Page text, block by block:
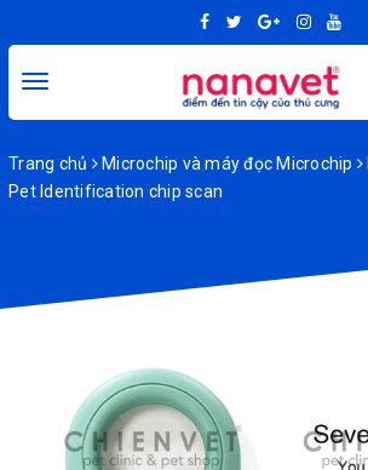
Toggle
Trang chủ Microchip và máy đọc Microchip
Pet Identification chip scan